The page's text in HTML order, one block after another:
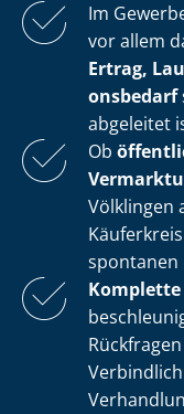
Im
vor allem
Ertrag,
ons­be­darf
abgeleitet
Ob
Völklingen
spontanen